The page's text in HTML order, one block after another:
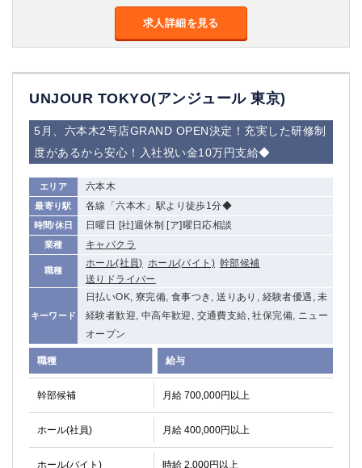
求人詳細を見る
UNJOUR TOKYO(アンジュール 東京)
5月、六本木2号店GRAND OPEN決定！充実した研修制
度があるから安心！入社祝い金10万円支給◆
エリア 六本木
最寄り駅 各線「六本木」駅より徒歩1分◆
時間/休日 日曜日 [社]週休制 [ア]曜日応相談
業種 キャバクラ
職種
ホール(社員) ホール(バイト) 幹部候補
送りドライバー
キーワード
日払いOK, 寮完備, 食事つき, 送りあり, 経験者優遇, 未
経験者歓迎, 中高年歓迎, 交通費支給, 社保完備, ニュー
オープン
職種 給与
幹部候補 月給 700,000円以上
ホール(社員) 月給 400,000円以上
ホール(バイト) 時給 2,000円以上